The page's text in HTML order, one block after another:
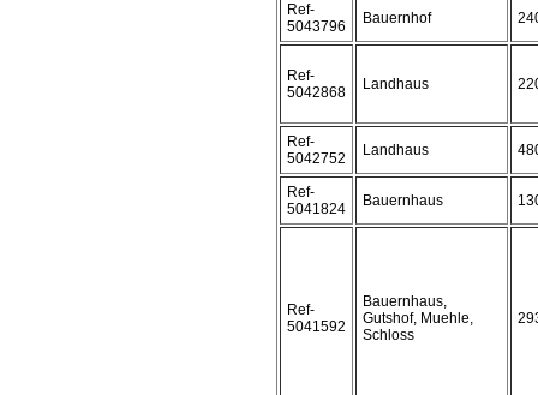
Ref-
5043796
Bauernhof
Ref-
5042868
Landhaus
Ref-
5042752
Landhaus
Ref-
5041824
Bauernhaus
Ref-
5041592
Bauernhaus,
Gutshof, Muehle,
Schloss